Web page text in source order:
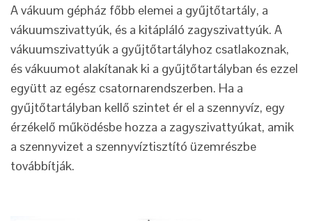
A vákuum gépház főbb elemei a gyűjtőtartály, a
vákuumszivattyúk, és a kitápláló zagyszivattyúk. A
vákuumszivattyúk a gyűjtőtartályhoz csatlakoznak,
és vákuumot alakítanak ki a gyűjtőtartályban és ezzel
együtt az egész csatornarendszerben. Ha a
gyűjtőtartályban kellő szintet ér el a szennyvíz, egy
érzékelő működésbe hozza a zagyszivattyúkat, amik
a szennyvizet a szennyvíztisztító üzemrészbe
továbbítják.